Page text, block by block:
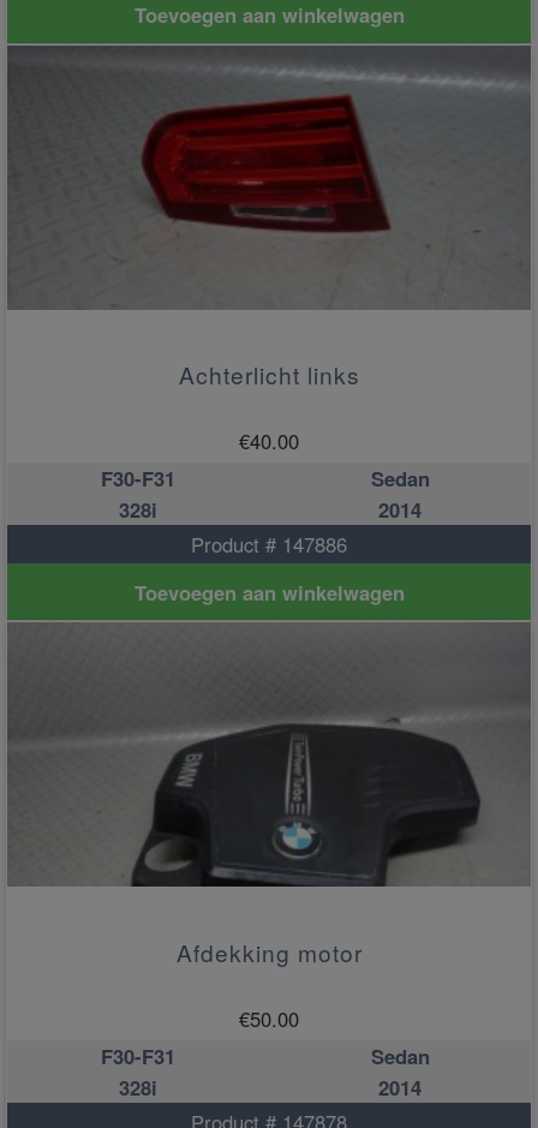
Toevoegen aan winkelwagen
Achterlicht links
€40.00
F30-F31
Sedan
328i
2014
Product # 147886
Toevoegen aan winkelwagen
Afdekking motor
€50.00
F30-F31
Sedan
328i
2014
Product # 147878